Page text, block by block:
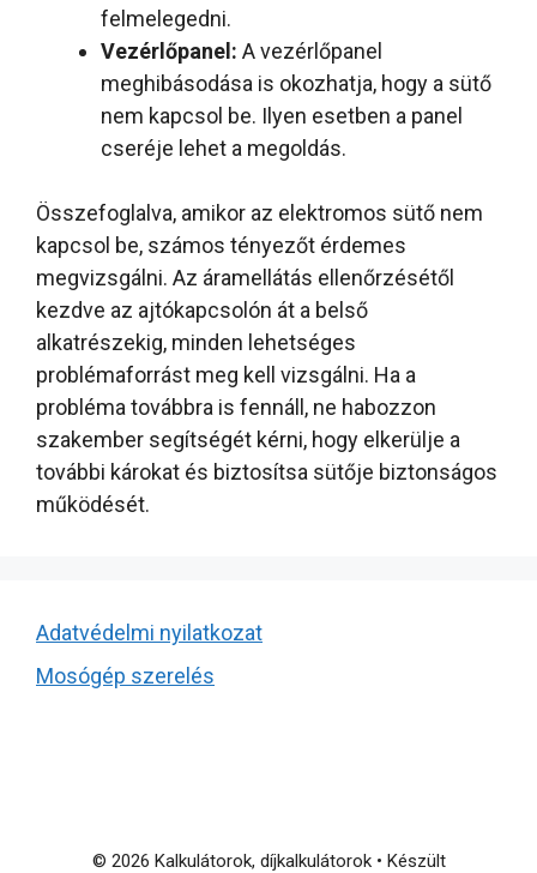
felmelegedni.
Vezérlőpanel: A vezérlőpanel
meghibásodása is okozhatja, hogy a sütő
nem kapcsol be. Ilyen esetben a panel
cseréje lehet a megoldás.
Összefoglalva, amikor az elektromos sütő nem
kapcsol be, számos tényezőt érdemes
megvizsgálni. Az áramellátás ellenőrzésétől
kezdve az ajtókapcsolón át a belső
alkatrészekig, minden lehetséges
problémaforrást meg kell vizsgálni. Ha a
probléma továbbra is fennáll, ne habozzon
szakember segítségét kérni, hogy elkerülje a
további károkat és biztosítsa sütője biztonságos
működését.
Adatvédelmi nyilatkozat
Mosógép szerelés
© 2026 Kalkulátorok, díjkalkulátorok• Készült